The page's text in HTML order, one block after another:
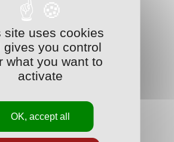
site uses cookies
gives you control
what you want to
activate
OK, accept all